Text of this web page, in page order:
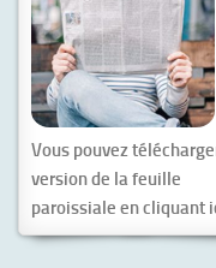
Vous pouvez
version de la feuille
paroissiale en cliquant